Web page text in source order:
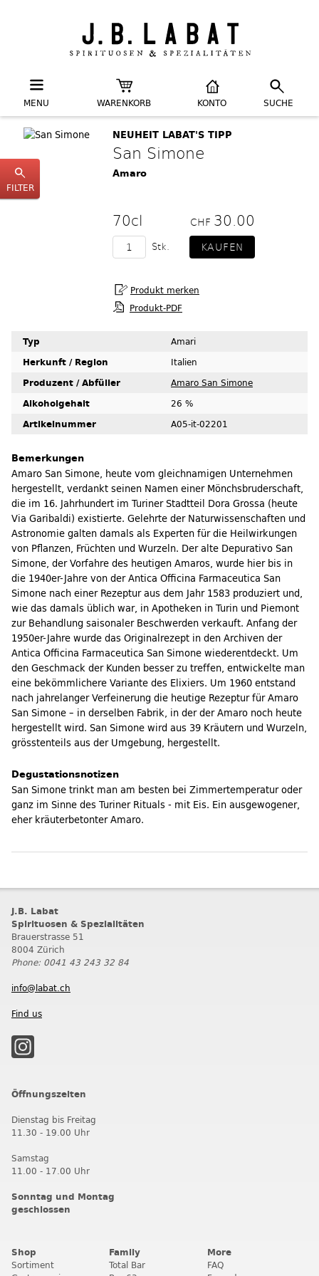
MENU WARENKORB KONTO SUCHE
FILTER
NEUHEIT LABAT'S TIPP
San Simone
Amaro
70cl CHF 30.00
Stk.
Produkt-PDF
Typ
Amari
Herkunft / Region
Italien
Produzent / Abfüller
Amaro San Simone
Alkoholgehalt
26 %
Artikelnummer
A05-it-02201
Bemerkungen
Amaro San Simone, heute vom gleichnamigen Unternehmen
hergestellt, verdankt seinen Namen einer Mönchsbruderschaft,
die im 16. Jahrhundert im Turiner Stadtteil Dora Grossa (heute
Via Garibaldi) existierte. Gelehrte der Naturwissenschaften und
Astronomie galten damals als Experten für die Heilwirkungen
von Pflanzen, Früchten und Wurzeln. Der alte Depurativo San
Simone, der Vorfahre des heutigen Amaros, wurde hier bis in
die 1940er-Jahre von der Antica Officina Farmaceutica San
Simone nach einer Rezeptur aus dem Jahr 1583 produziert und,
wie das damals üblich war, in Apotheken in Turin und Piemont
zur Behandlung saisonaler Beschwerden verkauft. Anfang der
1950er-Jahre wurde das Originalrezept in den Archiven der
Antica Officina Farmaceutica San Simone wiederentdeckt. Um
den Geschmack der Kunden besser zu treffen, entwickelte man
eine bekömmlichere Variante des Elixiers. Um 1960 entstand
nach jahrelanger Verfeinerung die heutige Rezeptur für Amaro
San Simone – in derselben Fabrik, in der der Amaro noch heute
hergestellt wird. San Simone wird aus 39 Kräutern und Wurzeln,
grösstenteils aus der Umgebung, hergestellt.
Degustationsnotizen
San Simone trinkt man am besten bei Zimmertemperatur oder
ganz im Sinne des Turiner Rituals - mit Eis. Ein ausgewogener,
eher kräuterbetonter Amaro.
J.B. Labat
Spirituosen & Spezialitäten
Brauerstrasse 51
8004 Zürich
Phone: 0041 43 243 32 84
info@labat.ch
Find us
Öffnungszeiten
Dienstag bis Freitag
11.30 - 19.00 Uhr
Samstag
11.00 - 17.00 Uhr
Sonntag und Montag
geschlossen
Shop
Sortiment
Family
Total Bar
More
FAQ